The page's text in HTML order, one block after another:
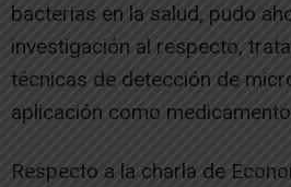
bacterias en la salud, pudo
investigación al respecto,
técnicas de detección de
aplicación como
Respecto a la charla de